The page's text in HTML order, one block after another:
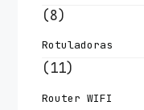
(8)
Rotuladoras
(11)
Router WIFI